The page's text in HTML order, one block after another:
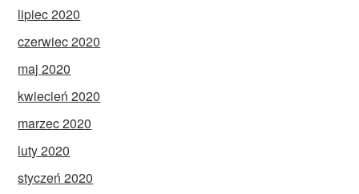
lipiec 2020
czerwiec 2020
maj 2020
kwiecień 2020
marzec 2020
luty 2020
styczeń 2020